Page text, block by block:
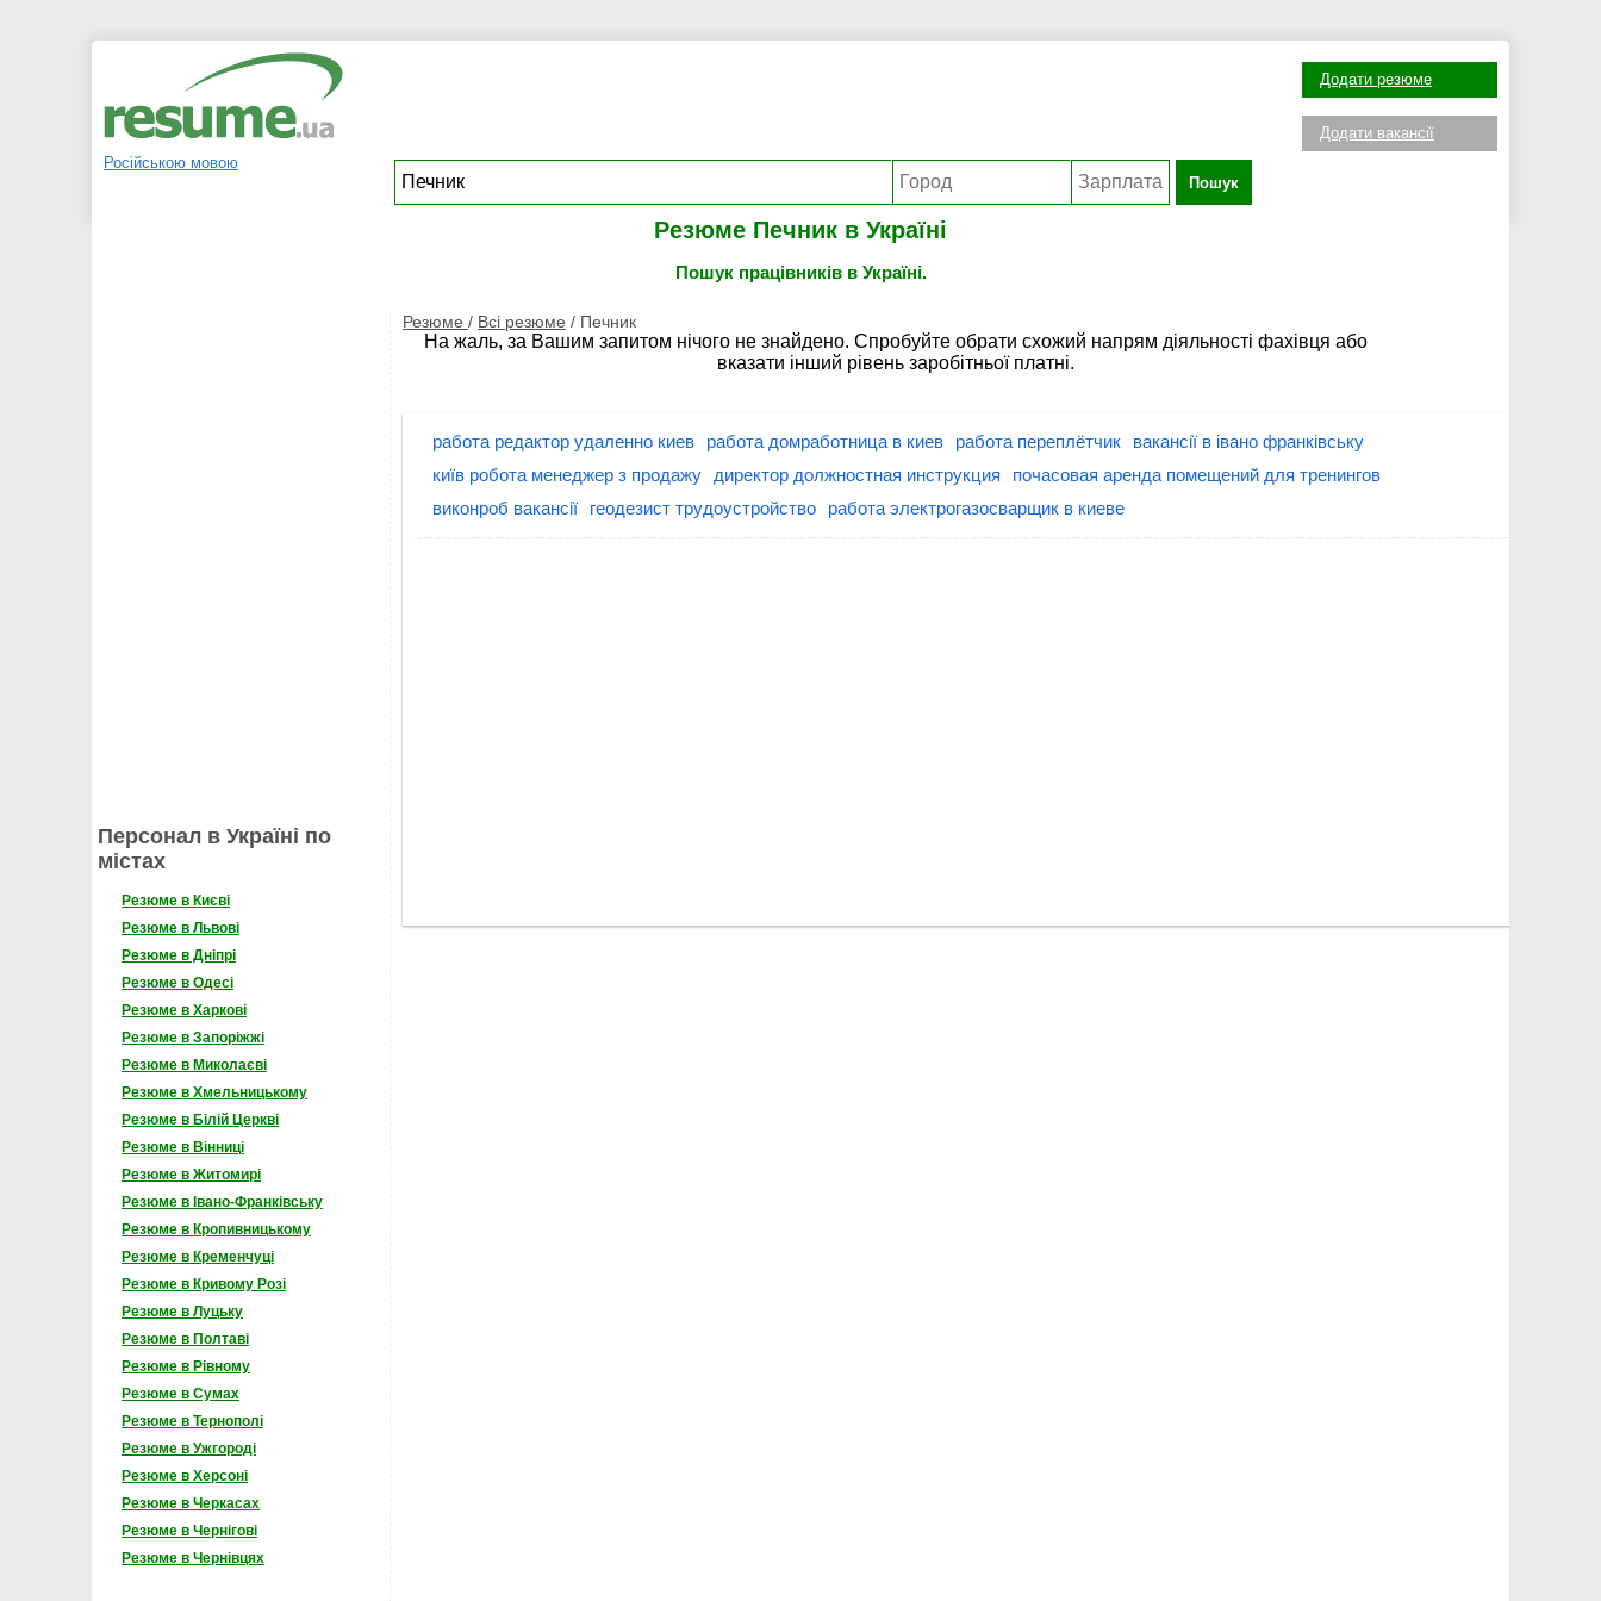
Російською мовою
Пошук
Додати резюме
Додати вакансії
Резюме Печник в Україні
Пошук працівників в Україні.
Персонал в Україні по
містах
Резюме в Києві
Резюме в Львові
Резюме в Дніпрі
Резюме в Одесі
Резюме в Харкові
Резюме в Запоріжжі
Резюме в Миколаєві
Резюме в Хмельницькому
Резюме в Білій Церкві
Резюме в Вінниці
Резюме в Житомирі
Резюме в Івано-Франківську
Резюме в Кропивницькому
Резюме в Кременчуці
Резюме в Кривому Розі
Резюме в Луцьку
Резюме в Полтаві
Резюме в Рівному
Резюме в Сумах
Резюме в Тернополі
Резюме в Ужгороді
Резюме в Херсоні
Резюме в Черкасах
Резюме в Чернігові
Резюме в Чернівцях
Резюме / Всі резюме / Печник
На жаль, за Вашим запитом нічого не знайдено. Спробуйте обрати схожий напрям діяльності фахівця або
вказати інший рівень заробітньої платні.
работа редактор удаленно киев работа домработница в киев работа переплётчик
вакансії в івано франківську
київ робота менеджер з продажу
директор должностная инструкция
почасовая аренда помещений для тренингов
виконроб вакансії
геодезист трудоустройство работа электрогазосварщик в киеве